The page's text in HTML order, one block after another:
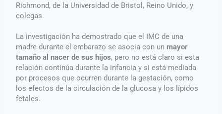
Richmond, de la Universidad de Bristol, Reino Unido, y
colegas.
La investigación ha demostrado que el IMC de una
madre durante el embarazo se asocia con un mayor
tamaño al nacer de sus hijos, pero no está claro si esta
relación continúa durante la infancia y si está mediada
por procesos que ocurren durante la gestación, como
los efectos de la circulación de la glucosa y los lípidos
fetales.